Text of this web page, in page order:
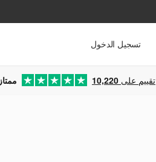
تسجيل الدخول
ممتاز 10,220 تقييم على